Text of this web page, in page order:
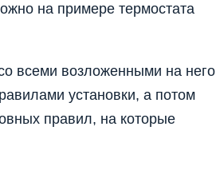
на примере термостата
всеми возложенными на него
установки, а потом
правил, на которые